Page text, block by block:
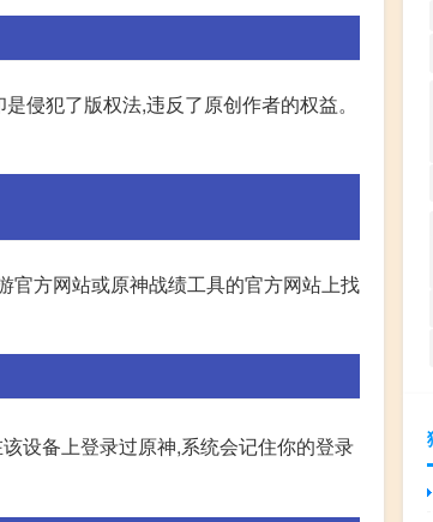
侵犯了版权法,违反了原创作者的权益。
官方网站或原神战绩工具的官方网站上找
设备上登录过原神,系统会记住你的登录